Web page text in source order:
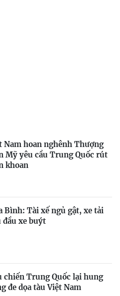
Nam hoan nghênh Thượng
Mỹ yêu cầu Trung Quốc rút
khoan
Bình: Tài xế ngủ gật, xe tải
đầu xe buýt
chiến Trung Quốc lại hung
đe dọa tàu Việt Nam